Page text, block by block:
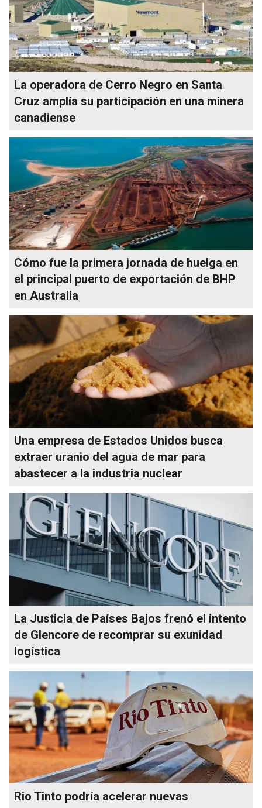
La operadora de Cerro Negro en Santa
Cruz amplía su participación en una minera
canadiense
Cómo fue la primera jornada de huelga en
el principal puerto de exportación de BHP
en Australia
Una empresa de Estados Unidos busca
extraer uranio del agua de mar para
abastecer a la industria nuclear
La Justicia de Países Bajos frenó el intento
de Glencore de recomprar su exunidad
logística
Rio Tinto podría acelerar nuevas